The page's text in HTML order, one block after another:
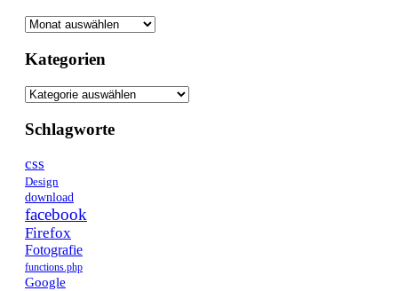
Kategorien
Kategorien
Schlagworte
css
Design
download
facebook
Firefox
Fotografie
functions.php
Google